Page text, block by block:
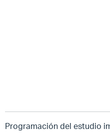
Programación del estudio